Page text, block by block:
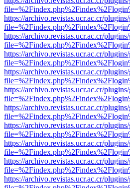
https://archivo.revistas.ucr.ac.cr/
https://archivo.revistas.ucr.ac.cr/
https://archivo.revistas.ucr.ac.cr/
https://archivo.revistas.ucr.ac.cr/
https://archivo.revistas.ucr.ac.cr/
https://archivo.revistas.ucr.ac.cr/
https://archivo.revistas.ucr.ac.cr/
https://archivo.revistas.ucr.ac.cr/
https://archivo.revistas.ucr.ac.cr/
https://archivo.revistas.ucr.ac.cr/